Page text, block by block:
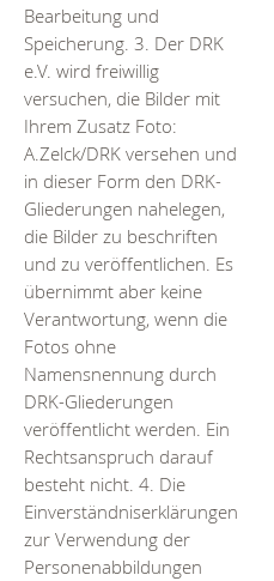
Bearbeitung und
Speicherung. 3. Der DRK
e.V. wird freiwillig
versuchen, die Bilder mit
Ihrem Zusatz Foto:
A.Zelck/DRK versehen und
in dieser Form den DRK-
Gliederungen nahelegen,
die Bilder zu beschriften
und zu veröffentlichen. Es
übernimmt aber keine
Verantwortung, wenn die
Fotos ohne
Namensnennung durch
DRK-Gliederungen
veröffentlicht werden. Ein
Rechtsanspruch darauf
besteht nicht. 4. Die
Einverständniserklärungen
zur Verwendung der
Personenabbildungen